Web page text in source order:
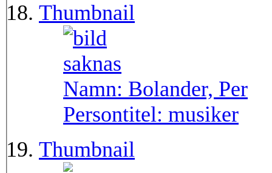
Thumbnail
Namn: Bolander, Per
Persontitel: musiker
Thumbnail